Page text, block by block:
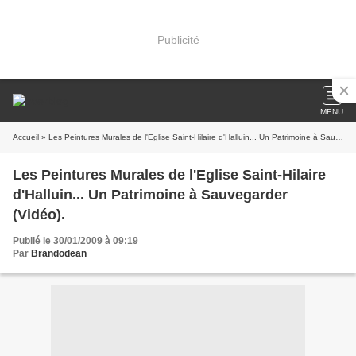
Publicité
MENU
Accueil » Les Peintures Murales de l'Eglise Saint-Hilaire d'Halluin... Un Patrimoine à Sauvegarder (Vidéo).
Les Peintures Murales de l'Eglise Saint-Hilaire
d'Halluin... Un Patrimoine à Sauvegarder
(Vidéo).
Publié le 30/01/2009 à 09:19
Par Brandodean